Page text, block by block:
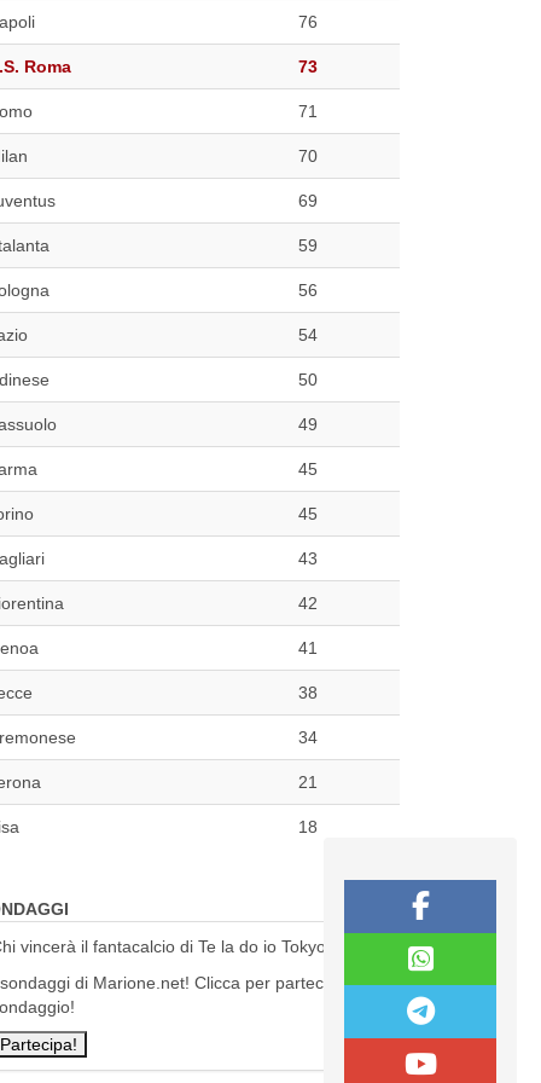
76
Roma 73
71
70
69
59
56
54
50
49
45
45
43
42
41
38
34
21
18
vincerà il fantacalcio di Te la do io Tokyo?
di Marione.net! Clicca per partecipare al